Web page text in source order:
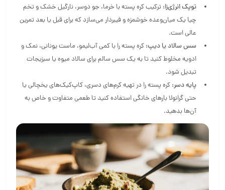
توپک انرژی‌زا: ترکیب کره پسته با خرما، جو دوسر، نارگیل خشک و تخم
چیا یک میان‌وعده خوشمزه و فیبردار می‌سازد که برای قبل یا بعد تمرین
عالی است.
سس سالاد یا دیپ: کره پسته را با کمی آب‌لیمو، ماست یونانی، نمک و
ادویه مخلوط کنید تا به یک سس سالم برای سالاد میوه یا سبزیجات
تبدیل شود.
پایه دسر: کره پسته را در تهیه کرم‌های دسری، کاپ‌کیک‌های یخچالی یا
حتی گرانولا بارهای خانگی استفاده کنید تا طعمی متفاوت و خاص به
آن‌ها بدهید.